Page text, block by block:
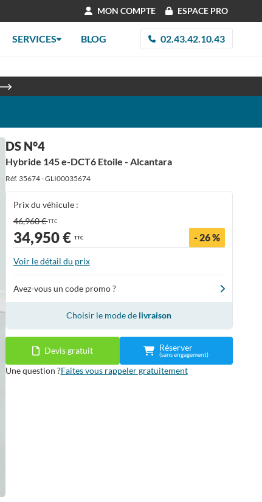
MON COMPTE ESPACE PRO
SERVICES BLOG 02.43.42.10.43
DS N°4
Hybride 145 e-DCT6 Etoile - Alcantara
Réf. 35674 - GLI00035674
Prix du véhicule :
46,960 €TTC
34,950 € TTC - 26 %
Voir le détail du prix
Avez-vous un code promo ?
Choisir le mode de livraison
Devis gratuit Réserver
(sans engagement)
Une question ?Faites vous rappeler gratuitement